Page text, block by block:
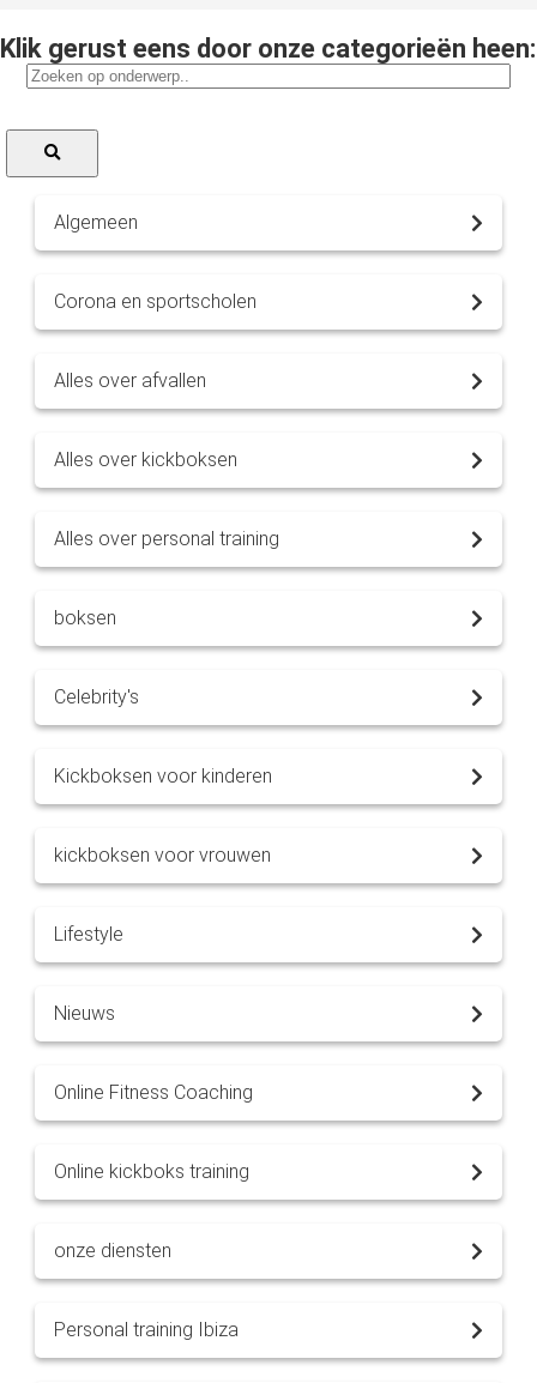
Klik gerust eens door onze categorieën heen:
Algemeen
Corona en sportscholen
Alles over afvallen
Alles over kickboksen
Alles over personal training
boksen
Celebrity's
Kickboksen voor kinderen
kickboksen voor vrouwen
Lifestyle
Nieuws
Online Fitness Coaching
Online kickboks training
onze diensten
Personal training Ibiza